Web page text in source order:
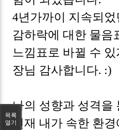
4년가까이 지속되
감하락에 대한 물음
느낌표로 바뀔 수
장님 감사합니다. :)
나의 성향과 성격을
현재 내가 속한 환
목록
열기